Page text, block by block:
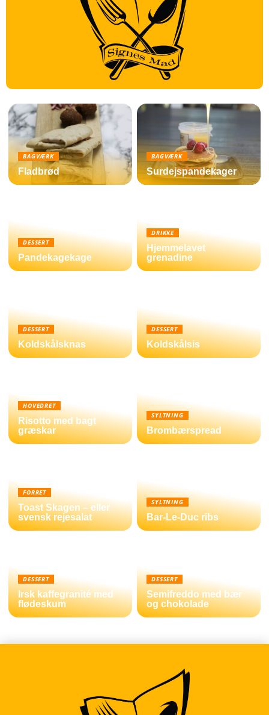
BAGVÆRK
Fladbrød
BAGVÆRK
Surdejspandekager
DESSERT
Pandekagekage
DRIKKE
Hjemmelavet
grenadine
DESSERT
Koldskålsknas
DESSERT
Koldskålsis
HOVEDRET
Risotto med bagt
græskar
SYLTNING
Brombærspread
FORRET
Toast Skagen – eller
svensk rejesalat
SYLTNING
Bar-Le-Duc ribs
DESSERT
Irsk kaffegranité med
flødeskum
DESSERT
Semifreddo med bær
og chokolade